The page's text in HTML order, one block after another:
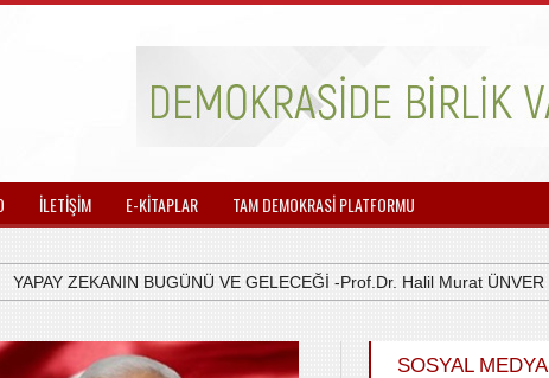
İLETİŞİM E-KİTAPLAR TAM DEMOKRASİ PLATFORMU
ZEKANIN BUGÜNÜ VE GELECEĞİ -Prof.Dr. Halil Murat ÜNVER
SOSYAL MEDYA